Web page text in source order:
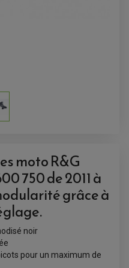
QUAD
moto R&G
750 de 2011 à
grâce à
noir
pour un maximum de